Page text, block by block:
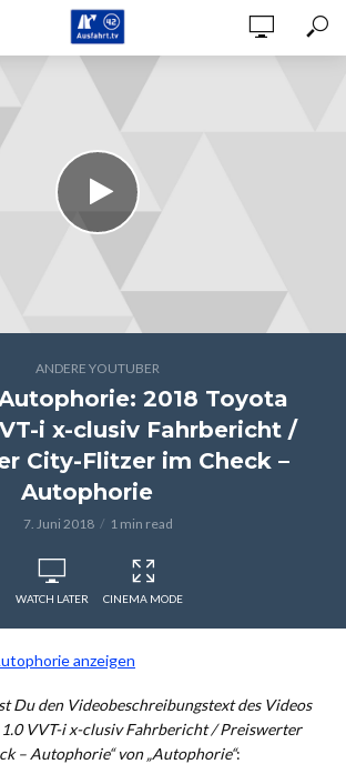
ANDERE YOUTUBER
2018 Toyota
i x-clusiv Fahrbericht /
City-Flitzer im Check –
Autophorie
7. Juni 2018 1 min read
WATCH LATER CINEMA MODE
anzeigen
Du den Videobeschreibungstext des Videos
1.0 VVT-i x-clusiv Fahrbericht / Preiswerter
– Autophorie“ von „Autophorie“: